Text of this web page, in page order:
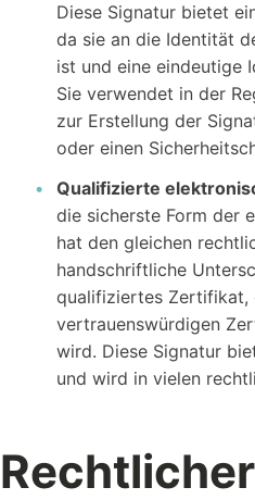
Wer sind wir?
Workstool makes team work.
Kreativ.
Diese Signatur bietet
da sie an die Identität
ist und eine eindeutige
Sie verwendet in der
zur Erstellung der
oder einen
Qualifizierte
die sicherste Form der
hat den gleichen
handschriftliche
qualifiziertes Zertifikat,
vertrauenswürdigen
wird. Diese Signatur
und wird in vielen